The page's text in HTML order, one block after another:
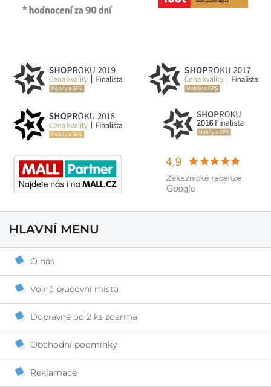
HLAVNÍ MENU
O nás
Volná pracovní místa
Dopravné od 2 ks zdarma
Obchodní podmínky
Reklamace